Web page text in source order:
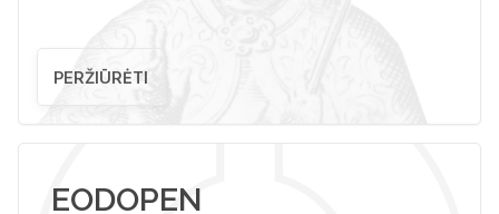
PERŽIŪRĖTI
EODOPEN